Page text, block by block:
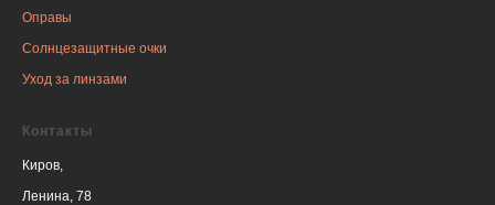
Оправы
Солнцезащитные очки
Уход за линзами
Контакты
Киров,
Ленина, 78